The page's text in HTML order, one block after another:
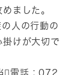
ました。
人の行動の
けが大切で
電話：072